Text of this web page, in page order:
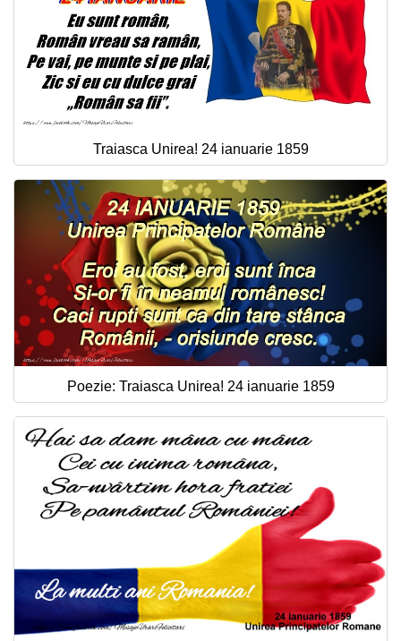
Traiasca Unirea! 24 ianuarie 1859
Poezie: Traiasca Unirea! 24 ianuarie 1859